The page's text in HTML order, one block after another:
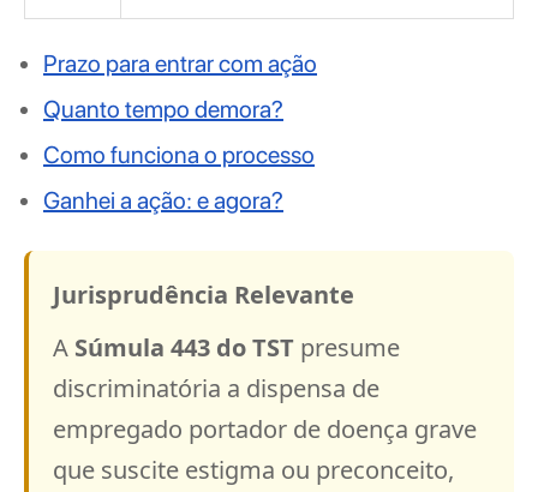
Prazo para entrar com ação
Quanto tempo demora?
Como funciona o processo
Ganhei a ação: e agora?
Jurisprudência Relevante
A Súmula 443 do TST presume
discriminatória a dispensa de
empregado portador de doença grave
que suscite estigma ou preconceito,